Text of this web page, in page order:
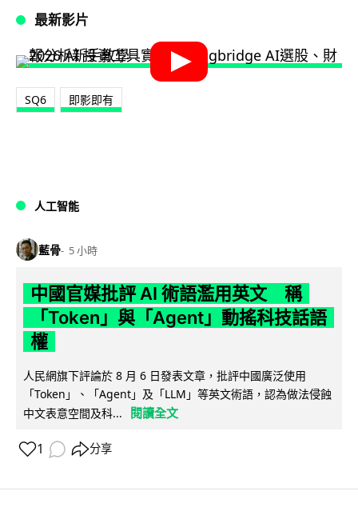
最新影片
SQ6 即影即有
人工智能
藍骨 5 小時
中國官媒批評 AI 術語濫用英文 稱
「Token」與「Agent」動搖科技話語
權
人民網旗下評論於 8 月 6 日發表文章，批評中國廣泛使用
「Token」、「Agent」及「LLM」等英文術語，認為做法侵蝕
中文表意空間及科...
閱讀全文
1 分享